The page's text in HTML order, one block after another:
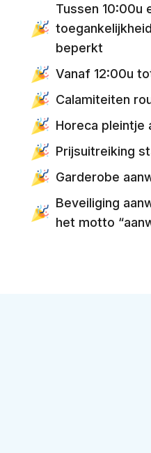
Tussen 10:00u
beperkt
Vanaf 12:00u
Calamiteiten
Horeca pleintje
Prijsuitreiking
Garderobe
Beveiliging
het motto